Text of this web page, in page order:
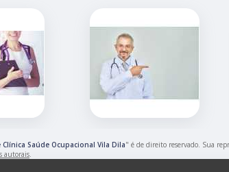
Saúde Ocupacional Vila Dila" é de direito reservado. Sua
autorais.